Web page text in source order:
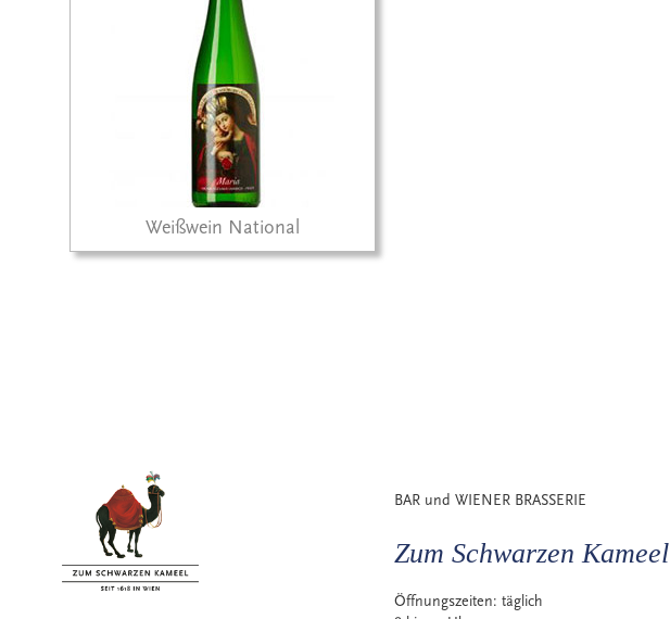
Weißwein National
BAR und WIENER BRASSERIE
Zum Schwarzen Kameel
Öffnungszeiten: täglich